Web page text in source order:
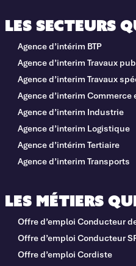
Les métiers
Offre d’emploi Conducteur
Offre d’emploi Conducteur
Offre d’emploi Cordiste
Les secteurs
Agence d’intérim BTP
Agence d’interim Travaux
Agence d’interim Travaux
Agence d’interim
Agence d’interim Industrie
Agence d’interim Logistique
Agence d’intérim Tertiaire
Agence d’interim Transports